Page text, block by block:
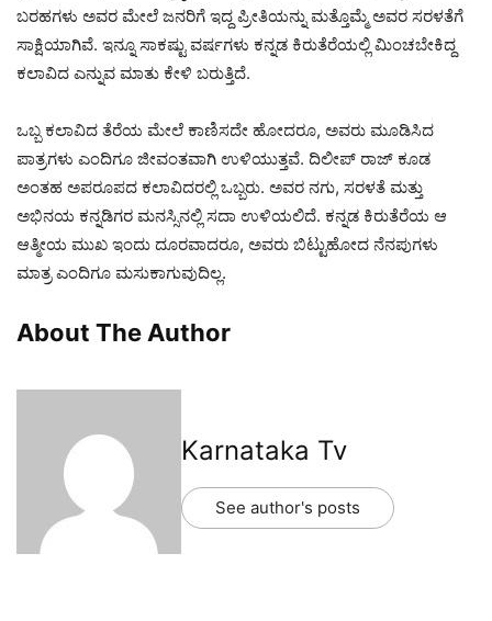
ಬರಹಗಳು ಅವರ ಮೇಲೆ ಜನರಿಗೆ ಇದ್ದ ಪ್ರೀತಿಯನ್ನು ಮತ್ತೊಮ್ಮೆ ಅವರ ಸರಳತೆಗೆ
ಸಾಕ್ಷಿಯಾಗಿವೆ. ಇನ್ನೂ ಸಾಕಷ್ಟು ವರ್ಷಗಳು ಕನ್ನಡ ಕಿರುತೆರೆಯಲ್ಲಿ ಮಿಂಚಬೇಕಿದ್ದ
ಕಲಾವಿದ ಎನ್ನುವ ಮಾತು ಕೇಳಿ ಬರುತ್ತಿದೆ.
ಒಬ್ಬ ಕಲಾವಿದ ತೆರೆಯ ಮೇಲೆ ಕಾಣಿಸದೇ ಹೋದರೂ, ಅವರು ಮೂಡಿಸಿದ
ಪಾತ್ರಗಳು ಎಂದಿಗೂ ಜೀವಂತವಾಗಿ ಉಳಿಯುತ್ತವೆ. ದಿಲೀಪ್ ರಾಜ್ ಕೂಡ
ಅಂತಹ ಅಪರೂಪದ ಕಲಾವಿದರಲ್ಲಿ ಒಬ್ಬರು. ಅವರ ನಗು, ಸರಳತೆ ಮತ್ತು
ಅಭಿನಯ ಕನ್ನಡಿಗರ ಮನಸ್ಸಿನಲ್ಲಿ ಸದಾ ಉಳಿಯಲಿದೆ. ಕನ್ನಡ ಕಿರುತೆರೆಯ ಆ
ಆತ್ಮೀಯ ಮುಖ ಇಂದು ದೂರವಾದರೂ, ಅವರು ಬಿಟ್ಟುಹೋದ ನೆನಪುಗಳು
ಮಾತ್ರ ಎಂದಿಗೂ ಮಸುಕಾಗುವುದಿಲ್ಲ.
About The Author
Karnataka Tv
See author's posts